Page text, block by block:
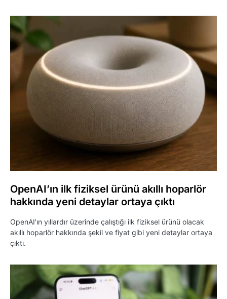
OpenAI’ın ilk fiziksel ürünü akıllı hoparlör
hakkında yeni detaylar ortaya çıktı
OpenAI'ın yıllardır üzerinde çalıştığı ilk fiziksel ürünü olacak
akıllı hoparlör hakkında şekil ve fiyat gibi yeni detaylar ortaya
çıktı.